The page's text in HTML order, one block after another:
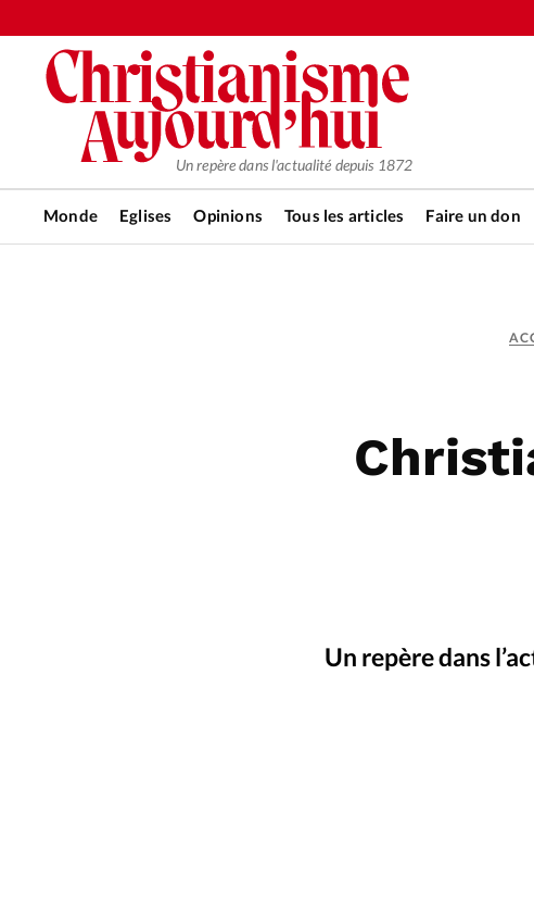
Un repère dans l'actualité depuis 1872
Monde Eglises Opinions Tous les articles Faire un don
Actualité
Un repère dans